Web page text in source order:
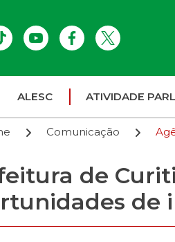
ALESC ATIVIDADE
Comunicação
de
de